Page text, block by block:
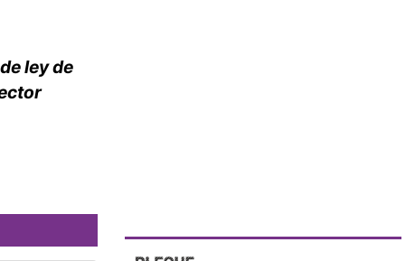
ley de